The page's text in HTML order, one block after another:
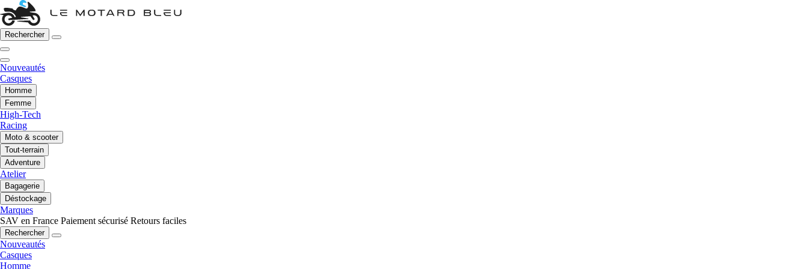
Rechercher
Nouveautés
Casques
Homme
Femme
High-Tech
Racing
Moto & scooter
Tout-terrain
Adventure
Atelier
Bagagerie
Déstockage
Marques
SAV en France Paiement sécurisé Retours faciles
Rechercher
Nouveautés
Casques
Homme